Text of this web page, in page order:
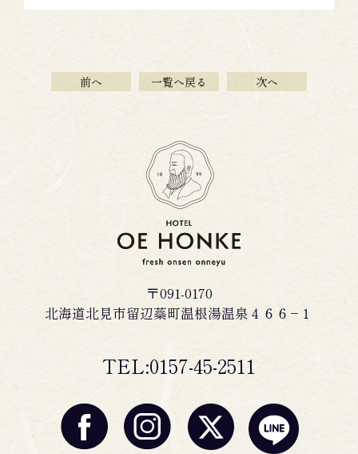
前へ 一覧へ戻る 次へ
〒091-0170
北海道北見市留辺蘂町温根湯温泉４６６−１
TEL:0157-45-2511